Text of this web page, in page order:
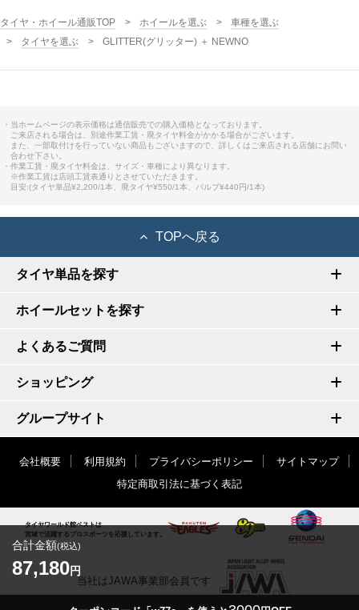
合計金額(税込)
87,180円
タイヤ・ホイール通販TOP ホイールを選ぶ
車種を選ぶ
タイヤを選ぶ
GLITTER(グリッター) ＋ NEWNO
・当ホームページの表示価格は通信販売での購入価格となっております。
ご来店される場合は、別途作業工賃・廃タイヤ料金がかかる場合がございます。
また、一部取付けを行っていない商品もございますので、詳しくはご来店される店舗にお問い
合わせ下さい。
・作業工賃・廃タイヤ料金は、サイズ・車種により異なります。
※作業工賃は店頭工賃表通りとさせていただきます。
目安:(タイヤ単品¥2,200/1本、廃タイヤ¥550/1本、バルブ¥440円/1本)
TOPへ戻る
タイヤ単品を探す
ホイールセットを探す
よくあるご質問
ショッピング
グループサイト
会社概要 利用規約 プライバシーポリシー
サイトマップ
特定商取引法に基づく表記
タイヤワールド館ベストは
宮城で活躍するプロスポーツを応援しています。
当社はJAWA事業部会員です